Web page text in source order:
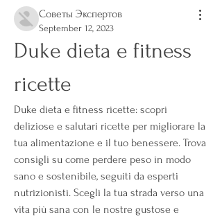
Советы Экспертов
September 12, 2023
Duke dieta e fitness
ricette
Duke dieta e fitness ricette: scopri
deliziose e salutari ricette per migliorare la
tua alimentazione e il tuo benessere. Trova
consigli su come perdere peso in modo
sano e sostenibile, seguiti da esperti
nutrizionisti. Scegli la tua strada verso una
vita più sana con le nostre gustose e